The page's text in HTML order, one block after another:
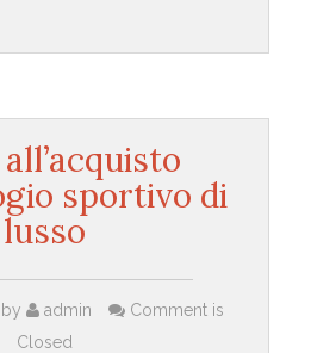
sportivo di
lusso
by admin
Comment is
Closed